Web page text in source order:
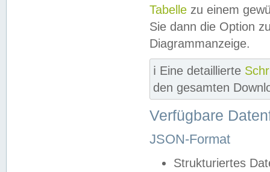
Tabelle zu einem
Sie dann die Option
Diagrammanzeige.
ℹ️ Eine detaillierte
den gesamten
Verfügbare
JSON-Format
Strukturiertes